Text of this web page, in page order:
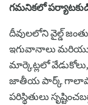
గమనికలో
దీవులలోని వైల్డ్
ఇగువానాలు మరియు
మార్కెట్లలో
జాతీయ పార్క్
పరిస్థితులు